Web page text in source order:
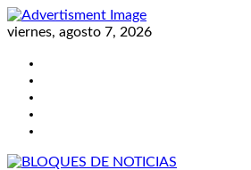
Skip
to
viernes, agosto 7, 2026